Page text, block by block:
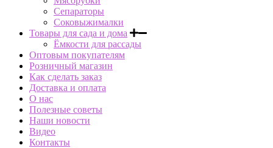
Сепараторы
Соковыжималки
Товары для сада и дома
Ёмкости для рассады
Оптовым покупателям
Розничный магазин
Как сделать заказ
Доставка и оплата
О нас
Полезные советы
Наши новости
Видео
Контакты